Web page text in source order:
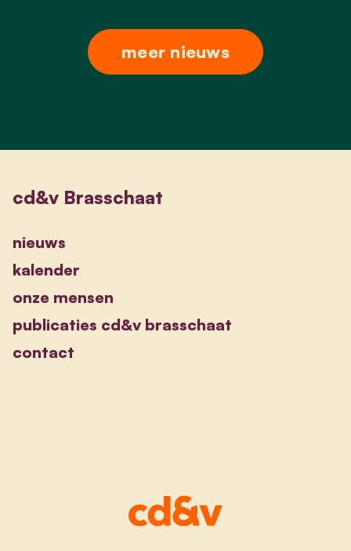
meer nieuws
cd&v Brasschaat
nieuws
kalender
onze mensen
publicaties cd&v brasschaat
contact